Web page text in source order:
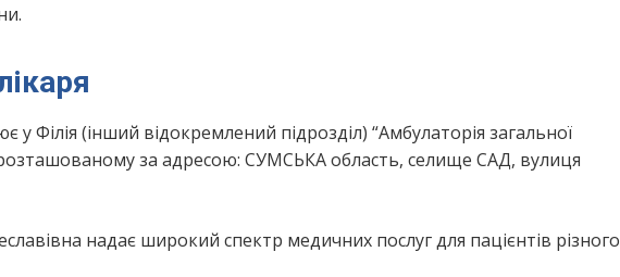
Філія (інший відокремлений підрозділ) “Амбулаторія загальної
за адресою: СУМСЬКА область, селище САД, вулиця
надає широкий спектр медичних послуг для пацієнтів різного